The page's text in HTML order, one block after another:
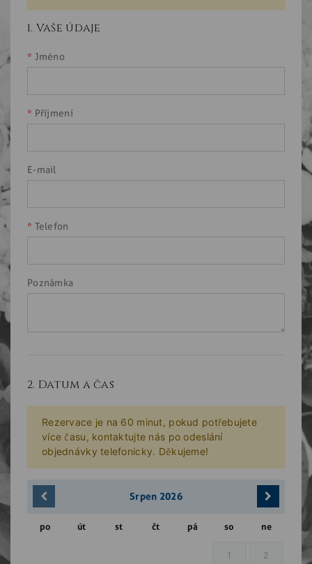
1. Vaše údaje
Jméno
Příjmení
E-mail
Telefon
Poznámka
2. Datum a čas
Rezervace je na 60 minut, pokud potřebujete
více času, kontaktujte nás po odeslání
objednávky telefonicky. Děkujeme!
Srpen 2026
po út st čt pá so ne
1 2